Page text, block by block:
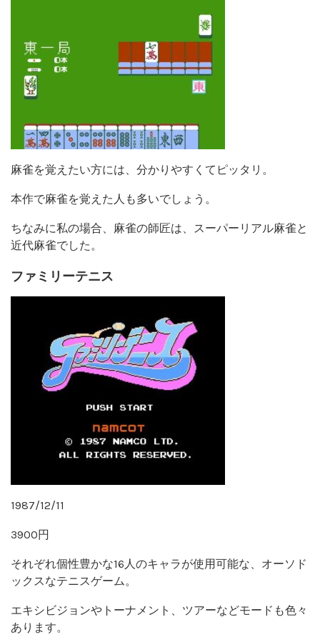
麻雀を覚えたい方には、分かりやすくてピッタリ。
本作で麻雀を覚えた人も多いでしょう。
ちなみに私の場合、麻雀の師匠は、スーパーリアル麻雀と
近代麻雀でした。
ファミリーテニス
1987/12/11
3900円
それぞれ個性豊かな16人のキャラが使用可能な、オーソド
ックスなテニスゲーム。
エキシビジョンやトーナメント、ツアーなどモードも色々
あります。